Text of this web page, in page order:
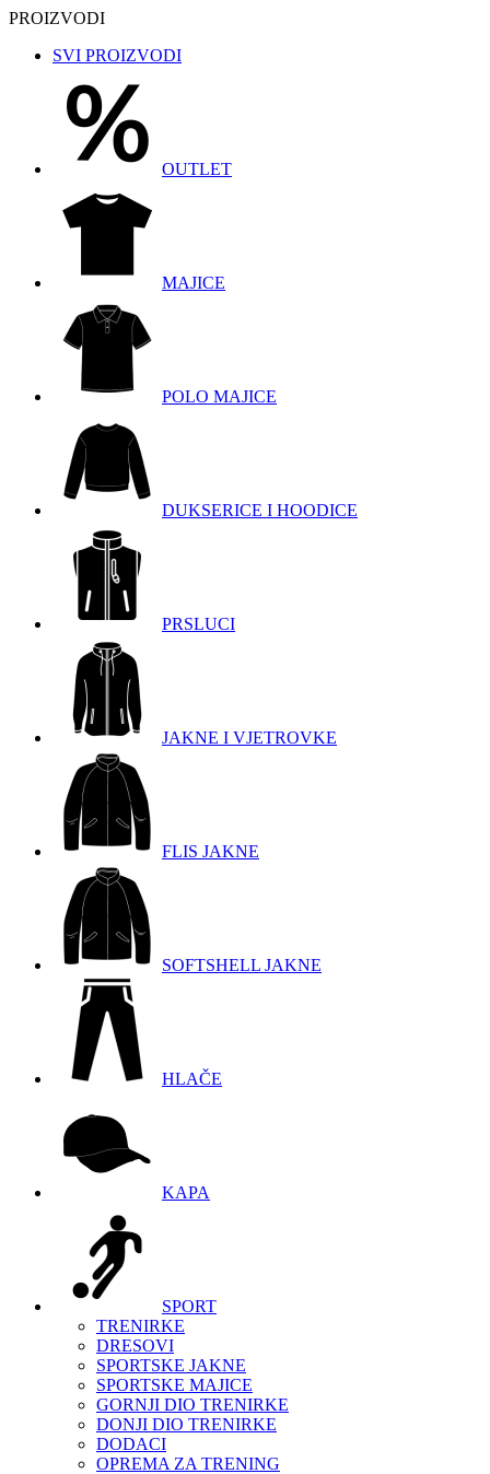
PROIZVODI
SVI PROIZVODI
OUTLET
MAJICE
POLO MAJICE
DUKSERICE I HOODICE
PRSLUCI
JAKNE I VJETROVKE
FLIS JAKNE
SOFTSHELL JAKNE
HLAČE
KAPA
SPORT
TRENIRKE
DRESOVI
SPORTSKE JAKNE
SPORTSKE MAJICE
GORNJI DIO TRENIRKE
DONJI DIO TRENIRKE
DODACI
OPREMA ZA TRENING